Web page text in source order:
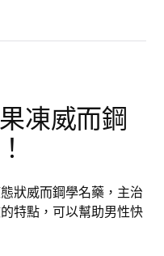
凍威而鋼
狀威而鋼學名藥，主治
特點，可以幫助男性快